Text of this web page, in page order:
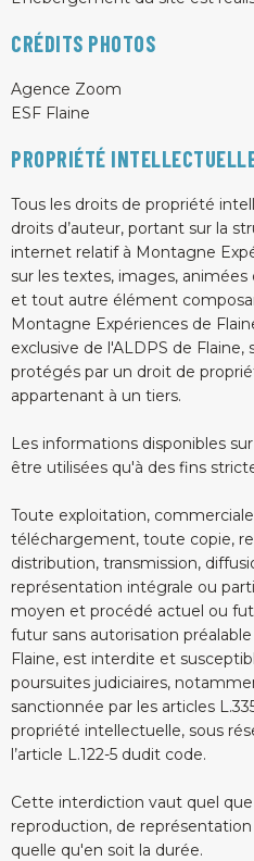
Accueil
Randonnées
Pour tous les âges
Activités
En famille ou entre
Groupes et
Evénement sur
CRÉDITS PHOTOS
Agence Zoom
ESF Flaine
PROPRIÉTÉ
Tous les droits de propriété
droits d’auteur, portant sur la
internet relatif à Montagne
sur les textes, images,
et tout autre élément
Montagne Expériences de
exclusive de l'ALDPS de
protégés par un droit de
appartenant à un tiers.
Les informations disponibles
être utilisées qu'à des fins
Toute exploitation,
téléchargement, toute copie,
distribution, transmission,
représentation intégrale ou
moyen et procédé actuel ou
futur sans autorisation
Flaine, est interdite et
poursuites judiciaires,
sanctionnée par les articles
propriété intellectuelle, sous
l’article L.122-5 dudit code.
Cette interdiction vaut quel
reproduction, de
quelle qu'en soit la durée.